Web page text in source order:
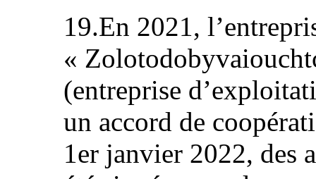
19.En 2021,
«
(entreprise
un accord de
1er janvier 2022, des